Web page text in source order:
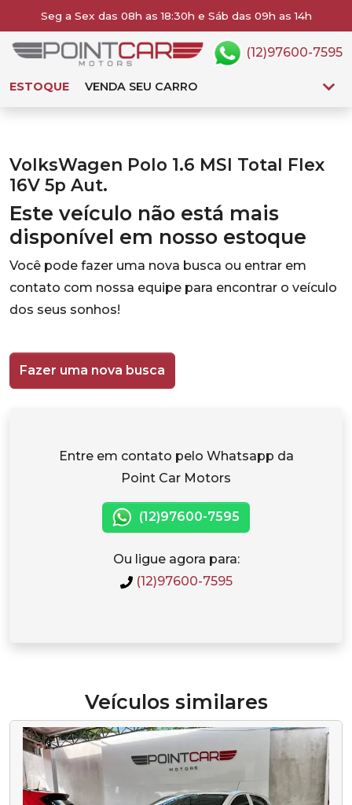
Seg a Sex das 08h as 18:30h e Sáb das 09h as 14h
ESTOQUE VENDA SEU CARRO
(12)97600-7595
VolksWagen Polo 1.6 MSI Total Flex
16V 5p Aut.
Este veículo não está mais
disponível em nosso estoque
Você pode fazer uma nova busca ou entrar em
contato com nossa equipe para encontrar o veículo
dos seus sonhos!
Fazer uma nova busca
Entre em contato pelo Whatsapp da
Point Car Motors
(12)97600-7595
Ou ligue agora para:
(12)97600-7595
Veículos similares